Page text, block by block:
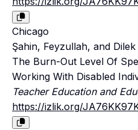
Chicago
Şahin, Feyzullah, and Dilek
The Burn-Out Level Of
Working With Disabled
Teacher Education and
https://izlik.org/